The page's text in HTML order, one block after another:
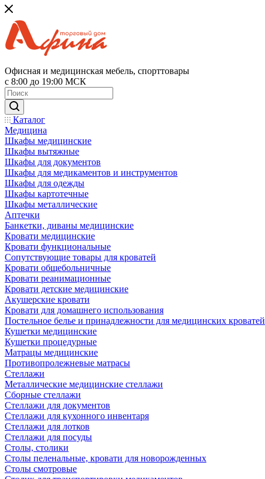
Офисная и медицинская мебель, спорттовары
с 8:00 до 19:00 МСК
Каталог
Медицина
Шкафы медицинские
Шкафы вытяжные
Шкафы для документов
Шкафы для медикаментов и инструментов
Шкафы для одежды
Шкафы картотечные
Шкафы металлические
Аптечки
Банкетки, диваны медицинские
Кровати медицинские
Кровати функциональные
Сопутствующие товары для кроватей
Кровати общебольничные
Кровати реанимационные
Кровати детские медицинские
Акушерские кровати
Кровати для домашнего использования
Постельное белье и принадлежности для медицинских кроватей
Кушетки медицинские
Кушетки процедурные
Матрацы медицинские
Противопролежневые матрасы
Стеллажи
Металлические медицинские стеллажи
Сборные стеллажи
Стеллажи для документов
Стеллажи для кухонного инвентаря
Стеллажи для лотков
Стеллажи для посуды
Столы, столики
Столы пеленальные, кровати для новорожденных
Столы смотровые